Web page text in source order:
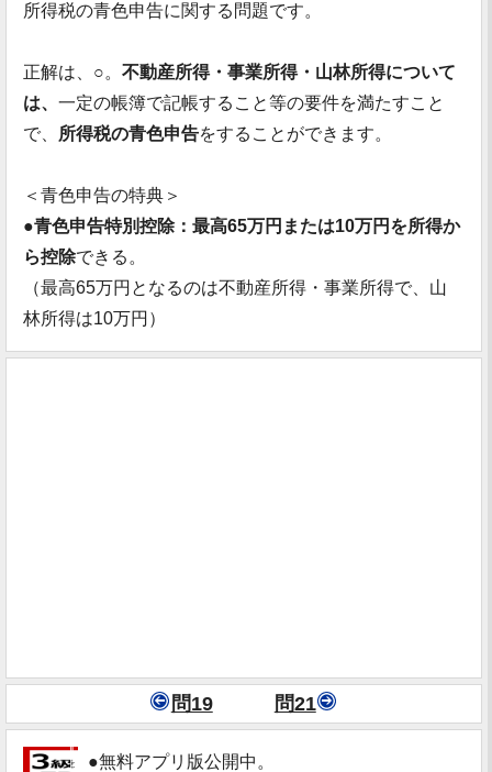
所得税の青色申告に関する問題です。
正解は、○。 不動産所得・事業所得・山林所得について
は、 一定の帳簿で記帳すること等の要件を満たすこと
で、
所得税の青色申告をすることができます。
＜青色申告の特典＞
●青色申告特別控除：最高65万円または10万円を所得か
ら控除できる。
（最高65万円となるのは不動産所得・事業所得で、山
林所得は10万円）
問19 問21
●無料アプリ版公開中。